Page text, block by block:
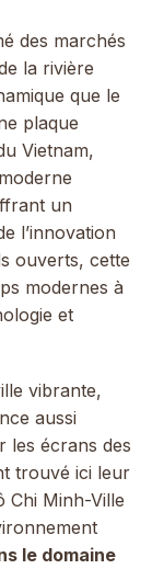
des marchés
la rivière
que le
plaque
Vietnam,
un
l’innovation
ouverts, cette
modernes à
et
vibrante,
aussi
les écrans des
trouvé ici leur
Chi Minh-Ville
le domaine